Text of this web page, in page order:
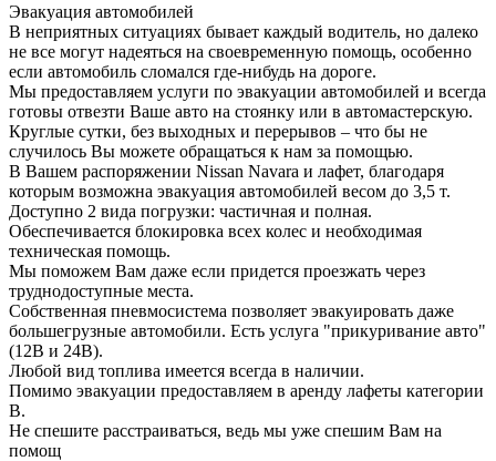
Эвакуация автомобилей
В неприятных ситуациях бывает каждый водитель, но далеко
не все могут надеяться на своевременную помощь, особенно
если автомобиль сломался где-нибудь на дороге.
Мы предоставляем услуги по эвакуации автомобилей и всегда
готовы отвезти Ваше авто на стоянку или в автомастерскую.
Круглые сутки, без выходных и перерывов – что бы не
случилось Вы можете обращаться к нам за помощью.
В Вашем распоряжении Nissan Navara и лафет, благодаря
которым возможна эвакуация автомобилей весом до 3,5 т.
Доступно 2 вида погрузки: частичная и полная.
Обеспечивается блокировка всех колес и необходимая
техническая помощь.
Мы поможем Вам даже если придется проезжать через
труднодоступные места.
Собственная пневмосистема позволяет эвакуировать даже
большегрузные автомобили. Есть услуга "прикуривание авто"
(12В и 24В).
Любой вид топлива имеется всегда в наличии.
Помимо эвакуации предоставляем в аренду лафеты категории
B.
Не спешите расстраиваться, ведь мы уже спешим Вам на
помощ